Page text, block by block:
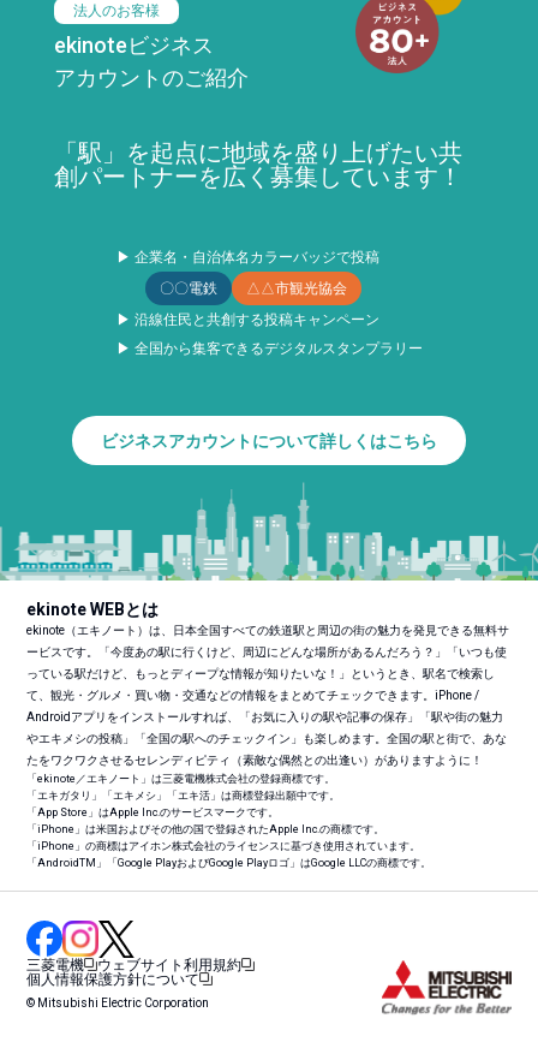
法人のお客様
ekinoteビジネス
アカウントのご紹介
「駅」を起点に地域を盛り上げたい共
創パートナーを広く募集しています！
▶ 企業名・自治体名カラーバッジで投稿
〇〇電鉄
△△市観光協会
▶ 沿線住民と共創する投稿キャンペーン
▶ 全国から集客できるデジタルスタンプラリー
ビジネスアカウントについて詳しくはこちら
ekinote WEBとは
ekinote（エキノート）は、日本全国すべての鉄道駅と周辺の街の魅力を発見できる無料サ
ービスです。「今度あの駅に行くけど、周辺にどんな場所があるんだろう？」「いつも使
っている駅だけど、もっとディープな情報が知りたいな！」というとき、駅名で検索し
て、観光・グルメ・買い物・交通などの情報をまとめてチェックできます。iPhone /
Androidアプリをインストールすれば、「お気に入りの駅や記事の保存」「駅や街の魅力
やエキメシの投稿」「全国の駅へのチェックイン」も楽しめます。全国の駅と街で、あな
たをワクワクさせるセレンディピティ（素敵な偶然との出逢い）がありますように！
「ekinote／エキノート」は三菱電機株式会社の登録商標です。
「エキガタリ」「エキメシ」「エキ活」は商標登録出願中です。
「App Store」はApple Inc.のサービスマークです。
「iPhone」は米国およびその他の国で登録されたApple Inc.の商標です。
「iPhone」の商標はアイホン株式会社のライセンスに基づき使用されています。
「AndroidTM 」「Google PlayおよびGoogle Playロゴ」はGoogle LLCの商標です。
三菱電機
ウェブサイト利用規約
個人情報保護方針について
© Mitsubishi Electric Corporation